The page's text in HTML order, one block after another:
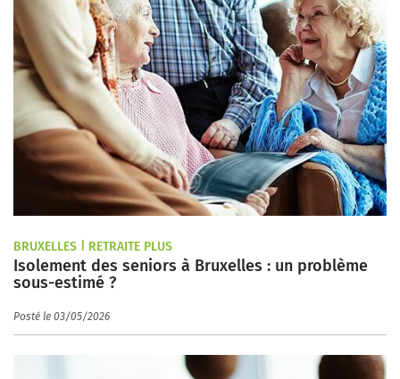
BRUXELLES | RETRAITE PLUS
Isolement des seniors à Bruxelles : un problème
sous-estimé ?
Posté le 03/05/2026